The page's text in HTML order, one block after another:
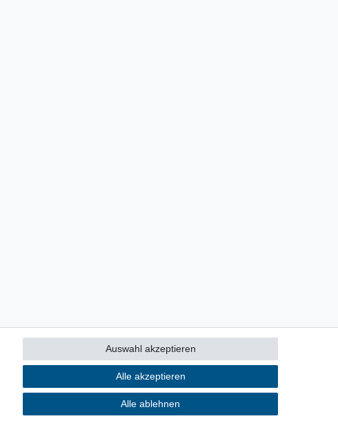
Kontakt
Alle akzeptieren
Alle ablehnen
Auswahl akzeptieren